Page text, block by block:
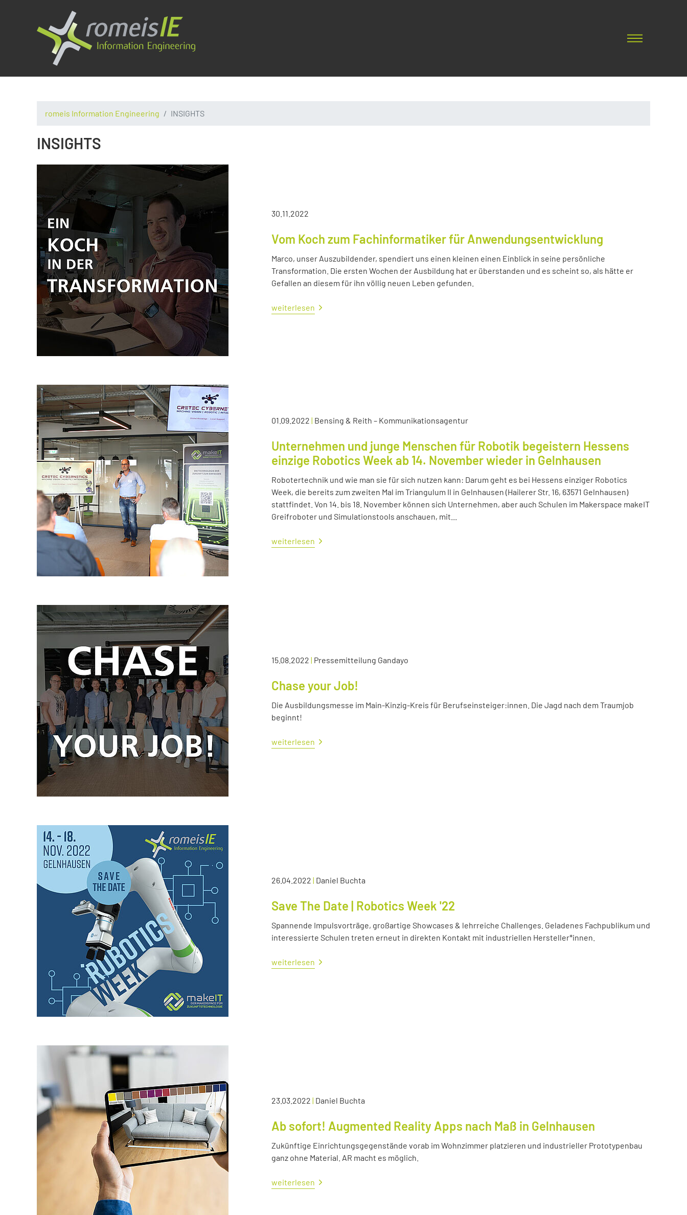
romeis Information Engineering INSIGHTS
INSIGHTS
30.11.2022
Vom Koch zum Fachinformatiker für Anwendungsentwicklung
Marco, unser Auszubildender, spendiert uns einen kleinen einen Einblick in seine persönliche
Transformation. Die ersten Wochen der Ausbildung hat er überstanden und es scheint so, als hätte er
Gefallen an diesem für ihn völlig neuen Leben gefunden.
weiterlesen
01.09.2022 | Bensing & Reith – Kommunikationsagentur
Unternehmen und junge Menschen für Robotik begeistern Hessens
einzige Robotics Week ab 14. November wieder in Gelnhausen
Robotertechnik und wie man sie für sich nutzen kann: Darum geht es bei Hessens einziger Robotics
Week, die bereits zum zweiten Mal im Triangulum II in Gelnhausen (Hailerer Str. 16, 63571 Gelnhausen)
stattfindet. Von 14. bis 18. November können sich Unternehmen, aber auch Schulen im Makerspace makeIT
Greifroboter und Simulationstools anschauen, mit...
weiterlesen
15.08.2022 | Pressemitteilung Gandayo
Chase your Job!
Die Ausbildungsmesse im Main-Kinzig-Kreis für Berufseinsteiger:innen. Die Jagd nach dem Traumjob
beginnt!
weiterlesen
26.04.2022 | Daniel Buchta
Save The Date | Robotics Week '22
Spannende Impulsvorträge, großartige Showcases & lehrreiche Challenges. Geladenes Fachpublikum und
interessierte Schulen treten erneut in direkten Kontakt mit industriellen Hersteller*innen.
weiterlesen
23.03.2022 | Daniel Buchta
Ab sofort! Augmented Reality Apps nach Maß in Gelnhausen
Zukünftige Einrichtungsgegenstände vorab im Wohnzimmer platzieren und industrieller Prototypenbau
ganz ohne Material. AR macht es möglich.
weiterlesen